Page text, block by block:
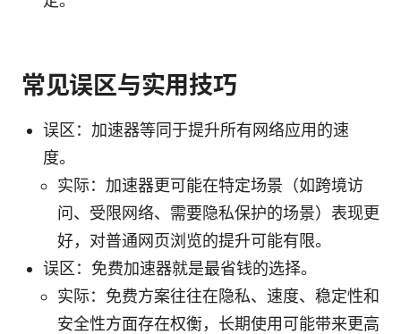
常见误区与实用技巧
误区：加速器等同于提升所有网络应用的速
度。
实际：加速器更可能在特定场景（如跨境访
问、受限网络、需要隐私保护的场景）表现更
好，对普通网页浏览的提升可能有限。
误区：免费加速器就是最省钱的选择。
实际：免费方案往往在隐私、速度、稳定性和
安全性方面存在权衡，长期使用可能带来更高